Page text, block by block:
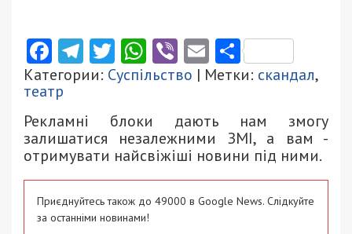
Facebook
Telegram
Twitter
WhatsApp
ViberEmail
Категории: Суспільство | Метки: скандал,
театр
Рекламні блоки дають нам змогу
залишатися незалежними ЗМІ, а вам -
отримувати найсвіжіші новини під ними.
Приєднуйтесь також до 49000 в Google News. Слідкуйте
за останніми новинами!